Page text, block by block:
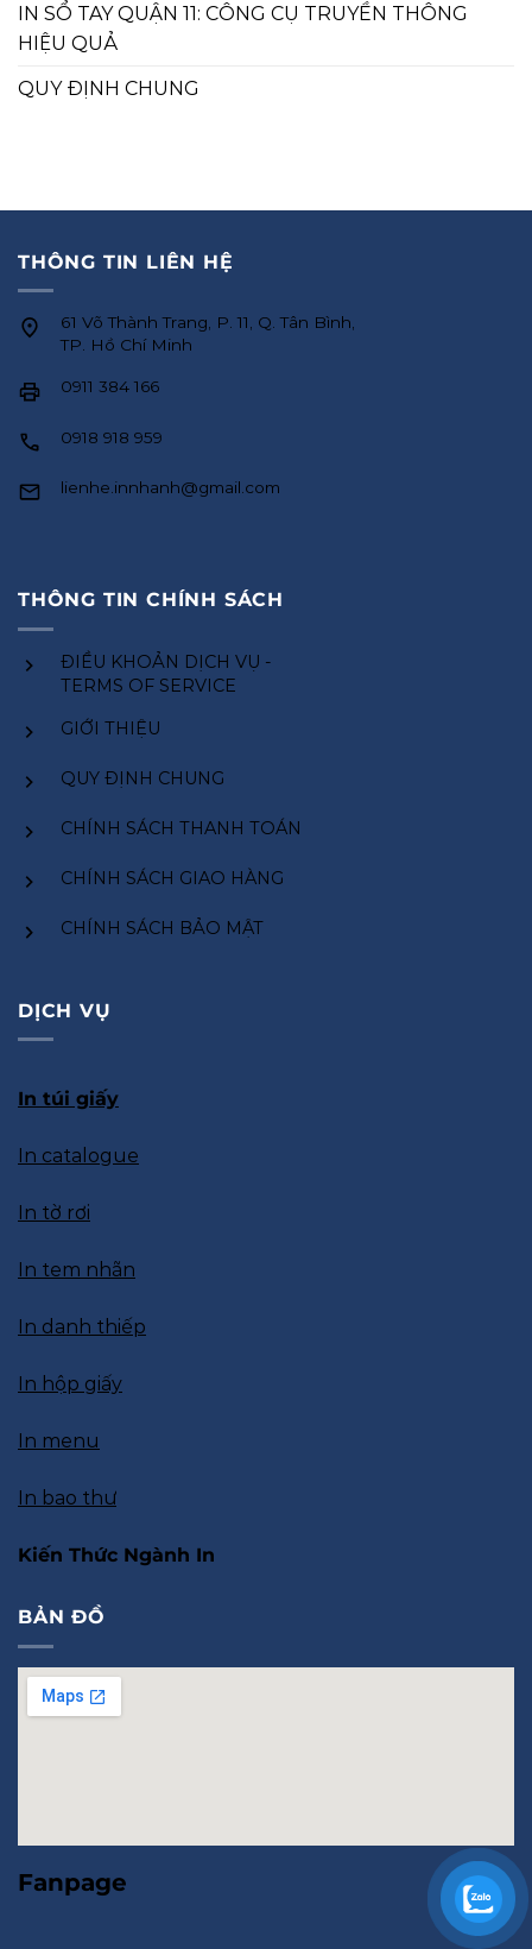
IN SỔ TAY QUẬN 11: CÔNG CỤ TRUYỀN THÔNG
HIỆU QUẢ
QUY ĐỊNH CHUNG
THÔNG TIN LIÊN HỆ
61 Võ Thành Trang, P. 11, Q. Tân Bình,
TP. Hồ Chí Minh
0911 384 166
0918 918 959
lienhe.innhanh@gmail.com
THÔNG TIN CHÍNH SÁCH
ĐIỀU KHOẢN DỊCH VỤ -
TERMS OF SERVICE
GIỚI THIỆU
QUY ĐỊNH CHUNG
CHÍNH SÁCH THANH TOÁN
CHÍNH SÁCH GIAO HÀNG
CHÍNH SÁCH BẢO MẬT
DỊCH VỤ
In túi giấy
In catalogue
In tờ rơi
In tem nhãn
In danh thiếp
In hộp giấy
In menu
In bao thư
Kiến Thức Ngành In
BẢN ĐỒ
Fanpage